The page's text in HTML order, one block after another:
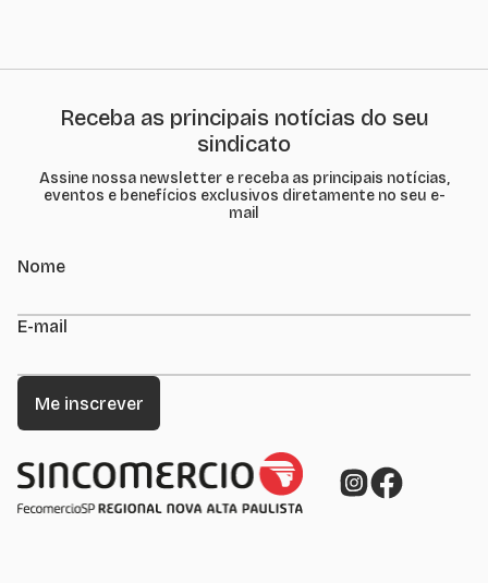
Receba as principais notícias do seu
sindicato
Assine nossa newsletter e receba as principais notícias,
eventos e benefícios exclusivos diretamente no seu e-
mail
Nome
E-mail